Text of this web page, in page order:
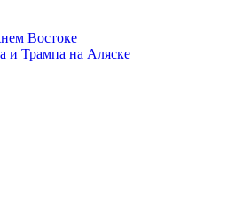
Востоке
и Трампа на Аляске